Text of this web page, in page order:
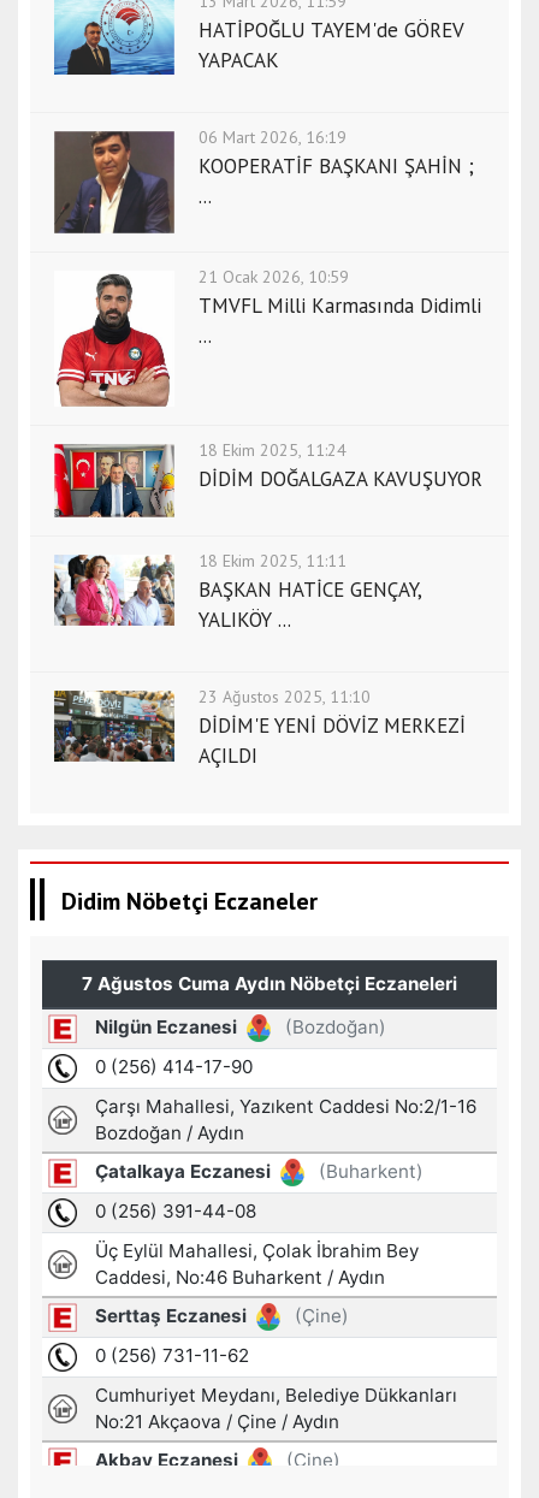
HATİPOĞLU TAYEM'de GÖREV
YAPACAK
06 Mart 2026, 16:19
KOOPERATİF BAŞKANI ŞAHİN ;
...
21 Ocak 2026, 10:59
TMVFL Milli Karmasında Didimli
...
18 Ekim 2025, 11:24
DİDİM DOĞALGAZA KAVUŞUYOR
18 Ekim 2025, 11:11
BAŞKAN HATİCE GENÇAY,
YALIKÖY ...
23 Ağustos 2025, 11:10
DİDİM'E YENİ DÖVİZ MERKEZİ
AÇILDI
Didim Nöbetçi Eczaneler